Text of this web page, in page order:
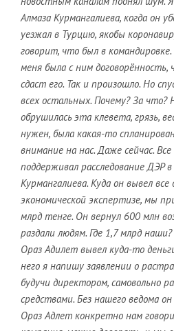
Алмаза Курмангалиева, когда он
уезжал в Турцию, якобы
говорит, что был в
меня была с ним
сдаст его. Так и произошло. Но
всех остальных. Почему? За что?
обрушилась эта клевета, грязь,
нужен, была какая-то
внимание на нас. Даже сейчас.
поддерживал расследование ДЭР
Курмангалиева. Куда он вывел все
экономической экспертизе, мы
млрд тенге. Он вернул 600 млн
раздали людям. Где 1,7 млрд
Ораз Адилет вывел куда-то
него я напишу заявлении о
будучи директором, самовольно
средствами. Без нашего ведома
Ораз Адлет конкретно нам